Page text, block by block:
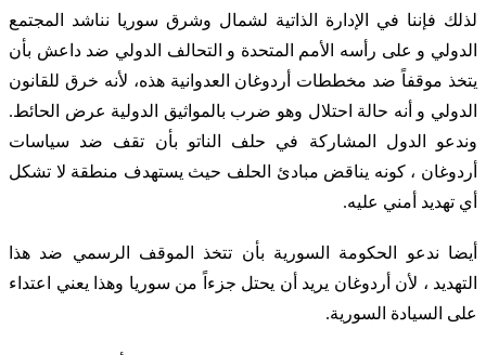
لذلك فإننا في الإدارة الذاتية لشمال وشرق سوريا نناشد المجتمع
الدولي و على رأسه الأمم المتحدة و التحالف الدولي ضد داعش بأن
يتخذ موقفاً ضد مخططات أردوغان العدوانية هذه، لأنه خرق للقانون
الدولي و أنه حالة احتلال وهو ضرب بالمواثيق الدولية عرض الحائط.
وندعو الدول المشاركة في حلف الناتو بأن تقف ضد سياسات
أردوغان ، كونه يناقض مبادئ الحلف حيث يستهدف منطقة لا تشكل
أي تهديد أمني عليه.
أيضا ندعو الحكومة السورية بأن تتخذ الموقف الرسمي ضد هذا
التهديد ، لأن أردوغان يريد أن يحتل جزءاً من سوريا وهذا يعني اعتداء
على السيادة السورية.